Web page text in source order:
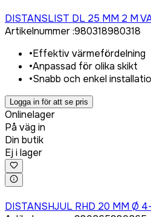
DISTANSLIST DL 25 MM 2 M
Artikelnummer:980318980318
•Effektiv värmefördelning
•Anpassad för olika skikt
•Snabb och enkel
Logga in för att se pris
Onlinelager
På väg in
Din butik
Ej i lager
DISTANSHJUL RHD 20 MM Ø